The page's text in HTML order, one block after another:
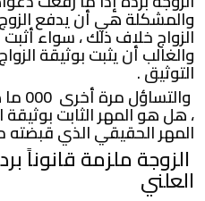
والمشكلة هي أن يدفع
الزواج خلاف ذلك ، سواء
والغالب أن يثبت بوثيقة
التوثيق .
، هل هو المهر الثابت
المهر الحقيقي الذي قبضته من
الزوجة ملزمة قانوناً
العلني